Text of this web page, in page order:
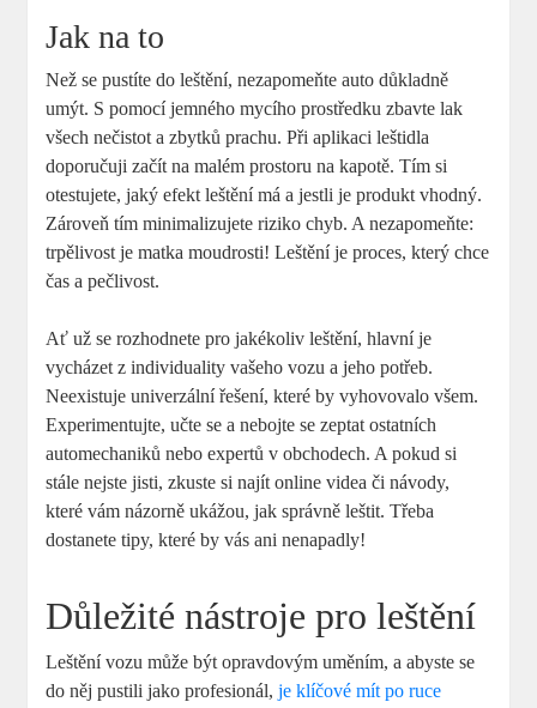
Jak na to
Než se pustíte do leštění, nezapomeňte auto důkladně
umýt. S pomocí jemného mycího prostředku zbavte lak
všech nečistot a zbytků prachu. Při aplikaci leštidla
doporučuji začít na malém prostoru na kapotě. Tím si
otestujete, jaký efekt leštění má a jestli je produkt vhodný.
Zároveň tím minimalizujete riziko chyb. A nezapomeňte:
trpělivost je matka moudrosti! Leštění je proces, který chce
čas a pečlivost.
Ať už se rozhodnete pro jakékoliv leštění, hlavní je
vycházet z individuality vašeho vozu a jeho potřeb.
Neexistuje univerzální řešení, které by vyhovovalo všem.
Experimentujte, učte se a nebojte se zeptat ostatních
automechaniků nebo expertů v obchodech. A pokud si
stále nejste jisti, zkuste si najít online videa či návody,
které vám názorně ukážou, jak správně leštit. Třeba
dostanete tipy, které by vás ani nenapadly!
Důležité nástroje pro leštění
Leštění vozu může být opravdovým uměním, a abyste se
do něj pustili jako profesionál,je klíčové mít po ruce